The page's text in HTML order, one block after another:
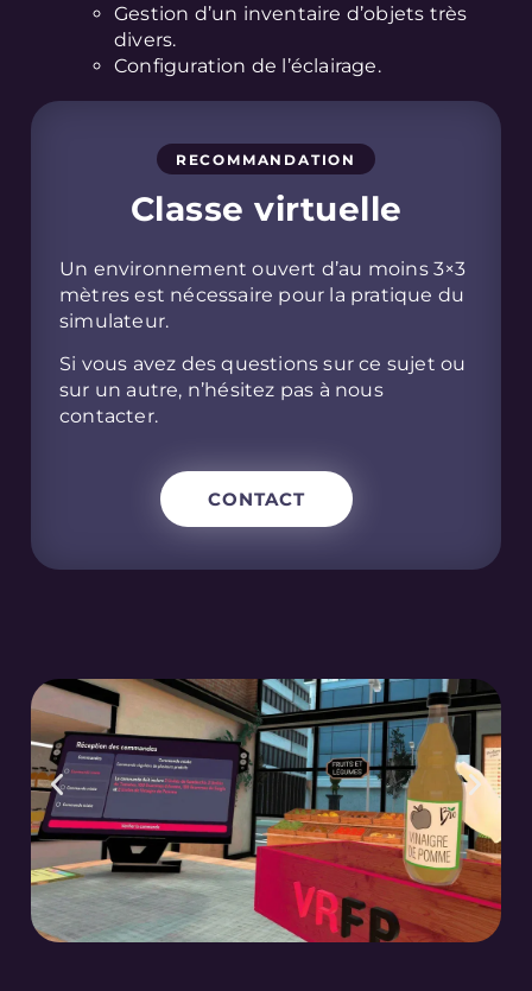
RECOMMANDATION
Classe virtuelle
Un environnement ouvert d’au moins 3×3
mètres est nécessaire pour la pratique du
simulateur.
Si vous avez des questions sur ce sujet ou
sur un autre, n’hésitez pas à nous
contacter.
CONTACT
Gestion d’un inventaire d’objets très
divers.
Configuration de l’éclairage.